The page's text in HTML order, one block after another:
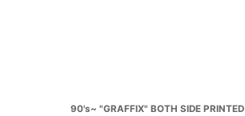
90's~ "GRAFFIX" BOTH SIDE